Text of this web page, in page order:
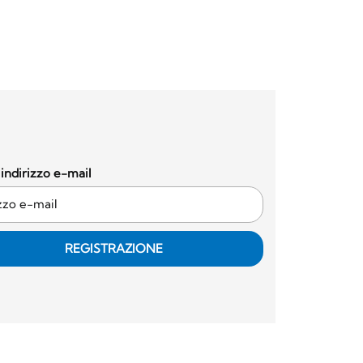
e-mail
REGISTRAZIONE